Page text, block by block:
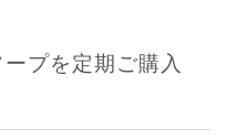
プを定期ご購入